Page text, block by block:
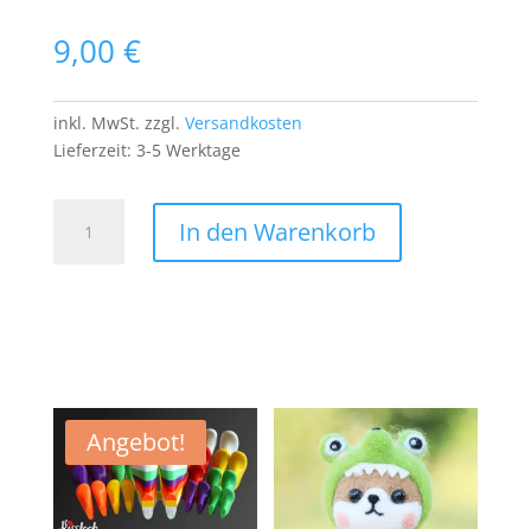
9,00 €
inkl. MwSt. zzgl. Versandkosten
Lieferzeit: 3-5 Werktage
Loose
Shaka
Menge
In den Warenkorb
Angebot!